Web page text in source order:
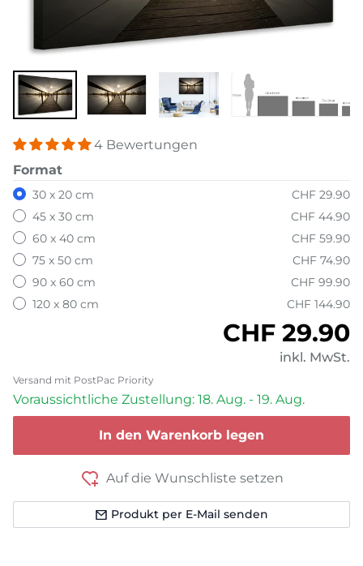
4 Bewertungen
Format
30 x 20 cm
CHF 29.90
45 x 30 cm
CHF 44.90
60 x 40 cm
CHF 59.90
75 x 50 cm
CHF 74.90
90 x 60 cm
CHF 99.90
120 x 80 cm
CHF 144.90
Normaler
CHF 29.90
inkl. MwSt.
Versand mit PostPac Priority
Voraussichtliche Zustellung: 18. Aug. - 19. Aug.
In den Warenkorb legen
Auf die Wunschliste setzen
Produkt per E-Mail senden